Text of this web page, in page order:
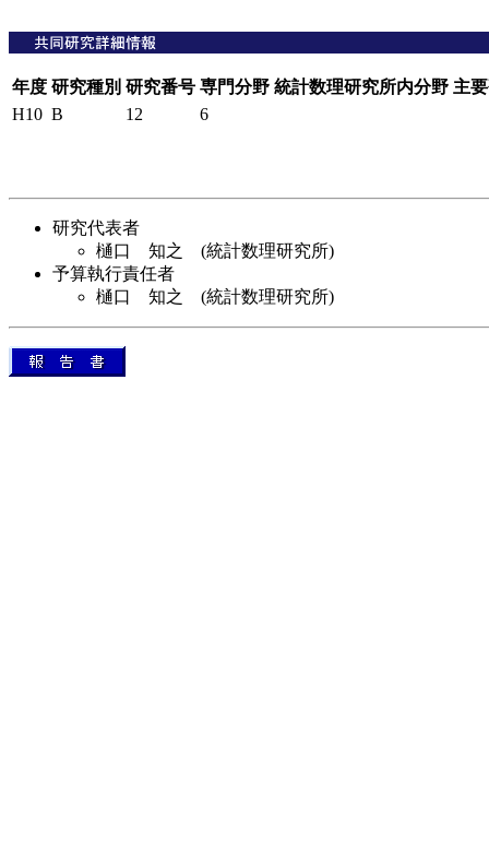
年度 研究種別 研究番号 専門分野 統計数理研究所内分野 主
H10 B 12 6
研究代表者
樋口 知之 (統計数理研究所)
予算執行責任者
樋口 知之 (統計数理研究所)